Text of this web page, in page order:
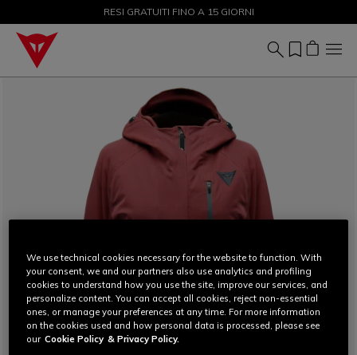
SALDI FINO AL 50% - ACQUISTA ORA
RESI GRATUITI FINO A 15 GIORNI
We use technical cookies necessary for the website to function. With
your consent, we and our partners also use analytics and profiling
cookies to understand how you use the site, improve our services, and
personalize content. You can accept all cookies, reject non-essential
ones, or manage your preferences at any time. For more information
on the cookies used and how personal data is processed, please see
our Cookie Policy & Privacy Policy.